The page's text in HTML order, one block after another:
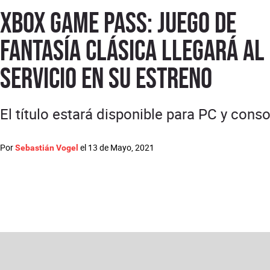
Xbox Game Pass: juego de
fantasía clásica llegará al
servicio en su estreno
PorSebastián Vogel el 13 de Mayo, 2021
El título estará disponible para PC y